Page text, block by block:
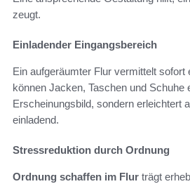
zeugt.
Einladender Eingangsbereich
Ein aufgeräumter Flur vermittelt
können Jacken, Taschen und
Erscheinungsbild, sondern erleichtert
einladend.
Stressreduktion durch Ordnung
Ordnung schaffen im Flur trägt